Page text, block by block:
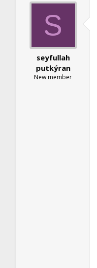
S
seyfullah
putkýran
New member